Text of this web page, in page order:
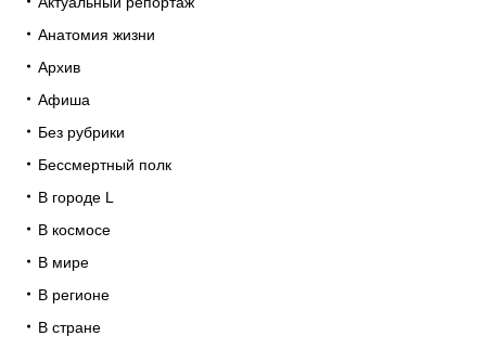
Анатомия жизни
Архив
Афиша
Без рубрики
Бессмертный полк
В городе L
В космосе
В мире
В регионе
В стране